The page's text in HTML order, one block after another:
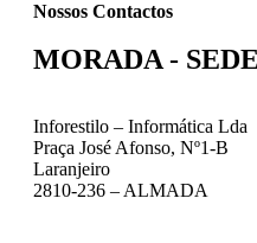
Nossos Contactos
MORADA - SEDE
Inforestilo – Informática Lda
Praça José Afonso, Nº1-B
Laranjeiro
2810-236 – ALMADA